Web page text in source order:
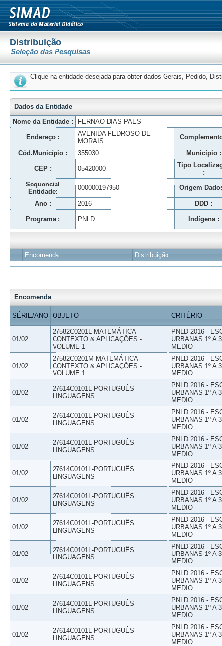
Distribuição
Seleção das Pesquisas
Clique na entidade desejada para obter dados Gerais, Pedido,
Dados da Entidade
Nome da Entidade :
FERNAO DIAS PAES
Endereço :
AVENIDA PEDROSO DE
MORAIS
Cód.Município : 355030 Município :
CEP : 05420000
Tipo
:
Sequencial
Entidade:
000000197950 Origem
Ano : 2016 DDD :
Programa : PNLD Indígena :
Encomenda Distribuição
Encomenda
SÉRIE/ANO OBJETO CRITÉRIO
01/02
27582C0201L-MATEMÁTICA -
CONTEXTO & APLICAÇÕES -
VOLUME 1
PNLD 2016 -
URBANAS 1º A
MEDIO
01/02
27582C0201M-MATEMÁTICA -
CONTEXTO & APLICAÇÕES -
VOLUME 1
PNLD 2016 -
URBANAS 1º A
MEDIO
01/02
27614C0101L-PORTUGUÊS
LINGUAGENS
PNLD 2016 -
URBANAS 1º A
MEDIO
01/02
27614C0101L-PORTUGUÊS
LINGUAGENS
PNLD 2016 -
URBANAS 1º A
MEDIO
01/02
27614C0101L-PORTUGUÊS
LINGUAGENS
PNLD 2016 -
URBANAS 1º A
MEDIO
01/02
27614C0101L-PORTUGUÊS
LINGUAGENS
PNLD 2016 -
URBANAS 1º A
MEDIO
01/02
27614C0101L-PORTUGUÊS
LINGUAGENS
PNLD 2016 -
URBANAS 1º A
MEDIO
01/02
27614C0101L-PORTUGUÊS
LINGUAGENS
PNLD 2016 -
URBANAS 1º A
MEDIO
01/02
27614C0101L-PORTUGUÊS
LINGUAGENS
PNLD 2016 -
URBANAS 1º A
MEDIO
01/02
27614C0101L-PORTUGUÊS
LINGUAGENS
PNLD 2016 -
URBANAS 1º A
MEDIO
01/02
27614C0101L-PORTUGUÊS
LINGUAGENS
PNLD 2016 -
URBANAS 1º A
MEDIO
01/02
27614C0101L-PORTUGUÊS
LINGUAGENS
PNLD 2016 -
URBANAS 1º A
MEDIO